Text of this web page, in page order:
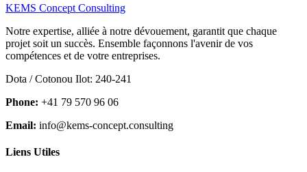
KEMS Concept Consulting
Notre expertise, alliée à notre dévouement, garantit que chaque
projet soit un succès. Ensemble façonnons l'avenir de vos
compétences et de votre entreprises.
Dota / Cotonou Ilot: 240-241
Phone: +41 79 570 96 06
Email: info@kems-concept.consulting
Liens Utiles